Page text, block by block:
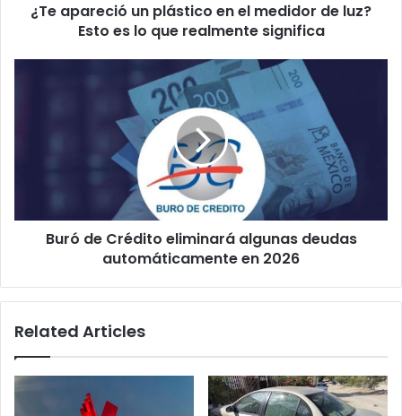
Esto¿Te apareció un plástico en el medidor de luz?
Esto es lo que realmente significa
2026
Buró de Crédito eliminará algunas deudas
automáticamente en 2026
Related Articles